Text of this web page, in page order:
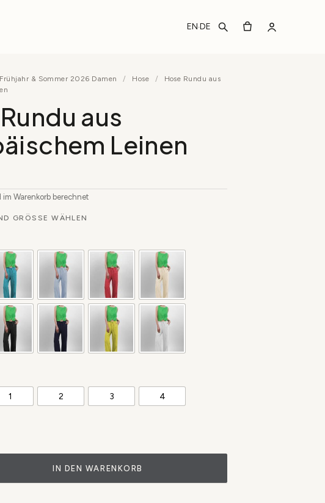
EN·DE
Frühjahr & Sommer 2026 Damen / Hose /
Hose Rundu aus
aus
Leinen
Warenkorb berechnet
GRÖSSE WÄHLEN
1 2 3 4
IN DEN WARENKORB